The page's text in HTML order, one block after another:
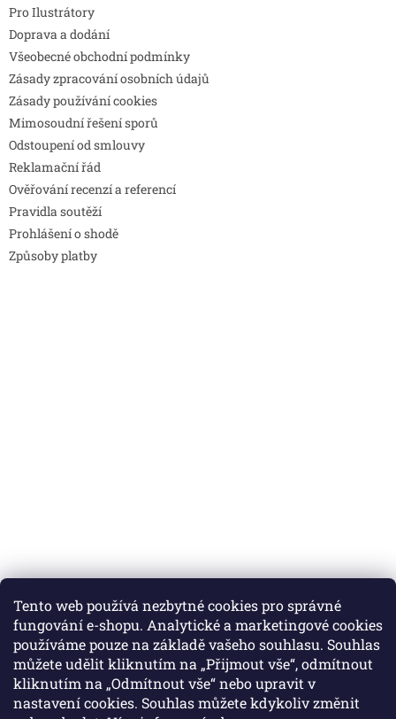
Tento web používá nezbytné cookies pro správné
fungování e-shopu. Analytické a marketingové cookies
používáme pouze na základě vašeho souhlasu. Souhlas
můžete udělit kliknutím na „Přijmout vše“, odmítnout
kliknutím na „Odmítnout vše“ nebo upravit v
nastavení cookies. Souhlas můžete kdykoliv změnit
Pro Ilustrátory
Doprava a dodání
Všeobecné obchodní podmínky
Zásady zpracování osobních údajů
Zásady používání cookies
Mimosoudní řešení sporů
Odstoupení od smlouvy
Reklamační řád
Ověřování recenzí a referencí
Pravidla soutěží
Prohlášení o shodě
Způsoby platby
Instagram